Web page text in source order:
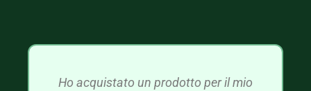
Ho acquistato un prodotto per il mio